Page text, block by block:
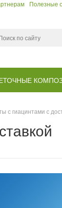
Полезные
с гиацинтами с